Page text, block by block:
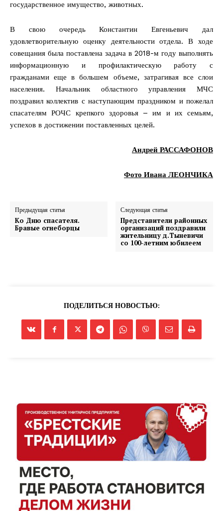
государственное имущество, животных.
В свою очередь Константин Евгеньевич дал
удовлетворительную оценку деятельности отдела. В ходе
совещания была поставлена задача в 2018-м году выполнять
информационную и профилактическую работу с
гражданами еще в большем объеме, затрагивая все слои
населения. Начальник областного управления МЧС
поздравил коллектив с наступающим праздником и пожелал
спасателям РОЧС крепкого здоровья – им и их семьям,
успехов в достижении поставленных целей.
Андрей РАССАФОНОВ
Фото Ивана ЛЕОНЧИКА
Предыдущая статья
Ко Дню спасателя.
Бравые огнеборцы
Следующая статья
Представители районных
организаций поздравили
жительницу д.Тыневичи
со 100-летним юбилеем
ПОДЕЛИТЬСЯ НОВОСТЬЮ: